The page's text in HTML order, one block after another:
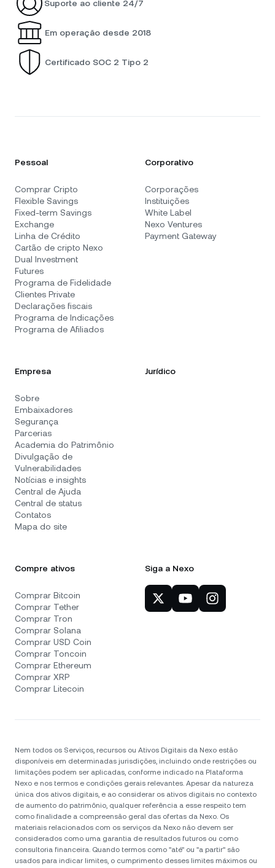
Suporte ao cliente 24/7
Em operação desde 2018
Certificado SOC 2 Tipo 2
Pessoal
Comprar Cripto
Flexible Savings
Fixed-term Savings
Exchange
Linha de Crédito
Cartão de cripto Nexo
Dual Investment
Futures
Programa de Fidelidade
Clientes Private
Declarações fiscais
Programa de Indicações
Programa de Afiliados
Corporativo
Corporações
Instituições
White Label
Nexo Ventures
Payment Gateway
Empresa
Sobre
Embaixadores
Segurança
Parcerias
Academia do Patrimônio
Divulgação de
Vulnerabilidades
Notícias e insights
Central de Ajuda
Central de status
Contatos
Mapa do site
Jurídico
Compre ativos
Comprar Bitcoin
Comprar Tether
Comprar Tron
Comprar Solana
Comprar USD Coin
Comprar Toncoin
Comprar Ethereum
Comprar XRP
Comprar Litecoin
Siga a Nexo
Nem todos os Serviços, recursos ou Ativos Digitais da Nexo estão
disponíveis em determinadas jurisdições, incluindo onde restrições ou
limitações podem ser aplicadas, conforme indicado na Plataforma
Nexo e nos termos e condições gerais relevantes. Apesar da natureza
única dos ativos digitais, e ao considerar os ativos digitais no contexto
de aumento do patrimônio, qualquer referência a esse respeito tem
como finalidade a compreensão geral das ofertas da Nexo. Os
materiais relacionados com os serviços da Nexo não devem ser
considerados como uma garantia de resultados futuros ou como
consultoria financeira. Quando termos como "até" ou "a partir" são
usados para indicar limites, o cumprimento desses limites máximos ou